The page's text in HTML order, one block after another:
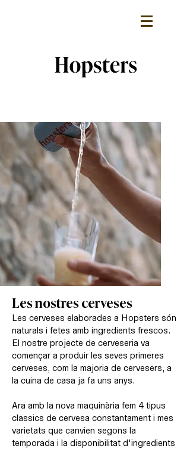
Les nostres cerveses
Les cerveses elaborades a Hopsters són
naturals i fetes amb ingredients frescos.
El nostre projecte de cerveseria va
començar a produir les seves primeres
cerveses, com la majoria de cervesers, a
la cuina de casa ja fa uns anys.
Ara amb la nova maquinària fem 4 tipus
classics de cervesa constantament i mes
varietats que canvien segons la
temporada i la disponibilitat d'ingredients